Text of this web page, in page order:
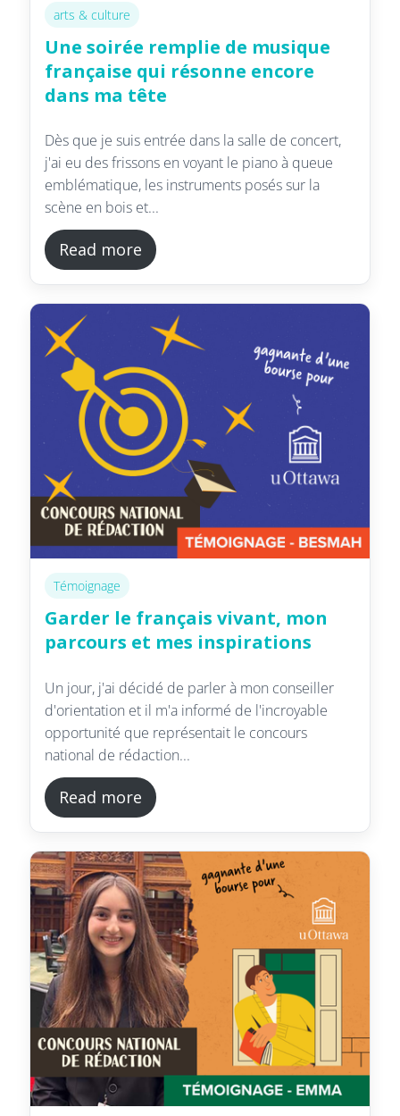
arts & culture
Une soirée remplie de musique
française qui résonne encore
dans ma tête
Dès que je suis entrée dans la salle de concert,
j'ai eu des frissons en voyant le piano à queue
emblématique, les instruments posés sur la
scène en bois et...
Read more
Témoignage
Garder le français vivant, mon
parcours et mes inspirations
Un jour, j'ai décidé de parler à mon conseiller
d'orientation et il m'a informé de l'incroyable
opportunité que représentait le concours
national de rédaction...
Read more